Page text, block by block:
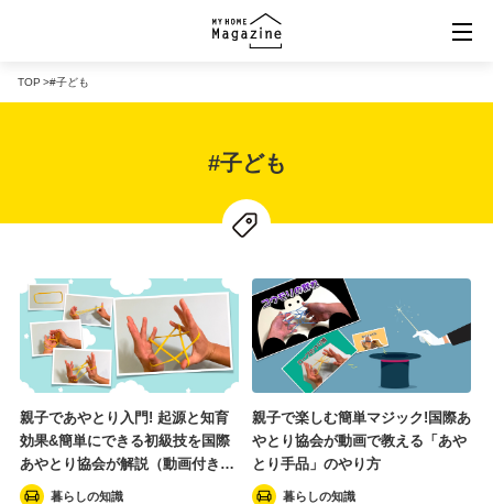
TOP #子ども
#子ども
親子であやとり入門! 起源と知育
効果&簡単にできる初級技を国際
あやとり協会が解説（動画付き…
暮らしの知識
親子で楽しむ簡単マジック!国際あ
やとり協会が動画で教える「あや
とり手品」のやり方
暮らしの知識